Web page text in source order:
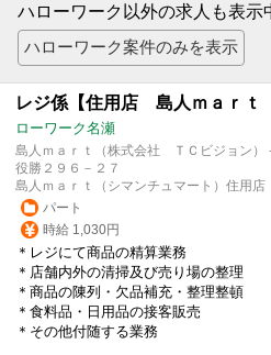
ハローワーク以外の求人も表示
レジ係【住用店 島人ｍａｒｔ
ローワーク名瀬
島人ｍａｒｔ（株式会社 ＴＣビジョン）
役勝２９６－２７
島人ｍａｒｔ（シマンチュマート）住用店
パート
時給 1,030円
＊レジにて商品の精算業務
＊店舗内外の清掃及び売り場の整理
＊商品の陳列・欠品補充・整理整頓
＊食料品・日用品の接客販売
＊その他付随する業務